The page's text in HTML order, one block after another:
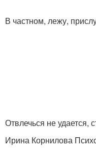
В частном, лежу,
Отвлечься не удается,
Ирина Корнилова